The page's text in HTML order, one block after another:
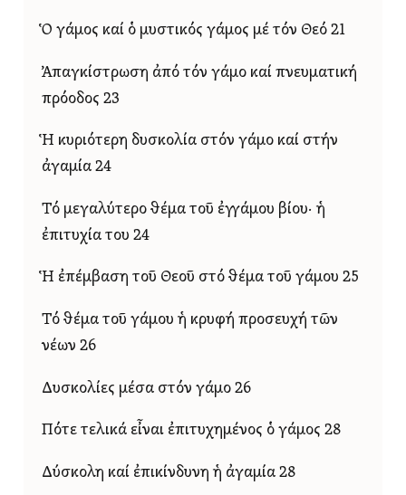
Ὁ γάμος καί ὁ μυστικός γάμος μέ τόν Θεό 21
Ἀπαγκίστρωση ἀπό τόν γάμο καί πνευματική
πρόοδος 23
Ἡ κυριότερη δυσκολία στόν γάμο καί στήν
ἀγαμία 24
Τό μεγαλύτερο θέμα τοῦ ἐγγάμου βίου· ἡ
ἐπιτυχία του 24
Ἡ ἐπέμβαση τοῦ Θεοῦ στό θέμα τοῦ γάμου 25
Τό θέμα τοῦ γάμου ἡ κρυφή προσευχή τῶν
νέων 26
Δυσκολίες μέσα στόν γάμο 26
Πότε τελικά εἶναι ἐπιτυχημένος ὁ γάμος 28
Δύσκολη καί ἐπικίνδυνη ἡ ἀγαμία 28